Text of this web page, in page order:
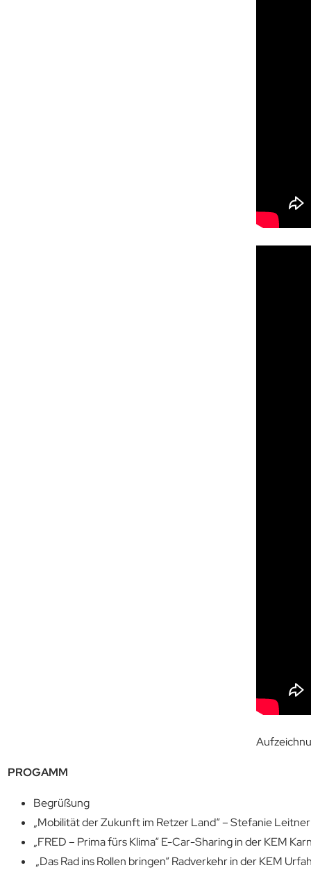
PROGAMM
Begrüßung
„Mobilität der Zukunft im Retzer Land“ – Stefanie
„FRED – Prima fürs Klima“ E-Car-Sharing in der KEM
„Das Rad ins Rollen bringen“ Radverkehr in der KEM